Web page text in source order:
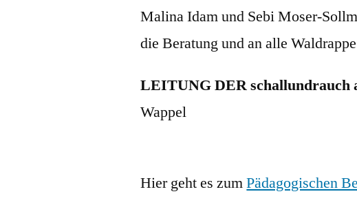
Malina Idam und Sebi Moser-
die Beratung und an alle
LEITUNG DER schallundrauch
Wappel
Hier geht es zumPädagogischen